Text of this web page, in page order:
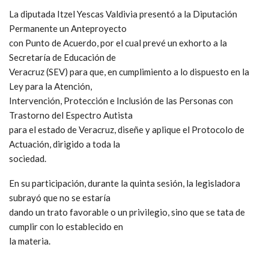
La diputada Itzel Yescas Valdivia presentó a la Diputación
Permanente un Anteproyecto
con Punto de Acuerdo, por el cual prevé un exhorto a la
Secretaría de Educación de
Veracruz (SEV) para que, en cumplimiento a lo dispuesto en la
Ley para la Atención,
Intervención, Protección e Inclusión de las Personas con
Trastorno del Espectro Autista
para el estado de Veracruz, diseñe y aplique el Protocolo de
Actuación, dirigido a toda la
sociedad.
En su participación, durante la quinta sesión, la legisladora
subrayó que no se estaría
dando un trato favorable o un privilegio, sino que se tata de
cumplir con lo establecido en
la materia.